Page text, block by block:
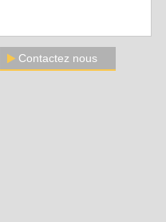
Contactez nous